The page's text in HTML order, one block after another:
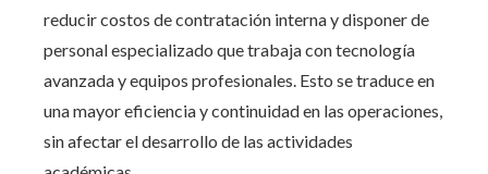
reducir costos de contratación interna y disponer de
personal especializado que trabaja con tecnología
avanzada y equipos profesionales. Esto se traduce en
una mayor eficiencia y continuidad en las operaciones,
sin afectar el desarrollo de las actividades